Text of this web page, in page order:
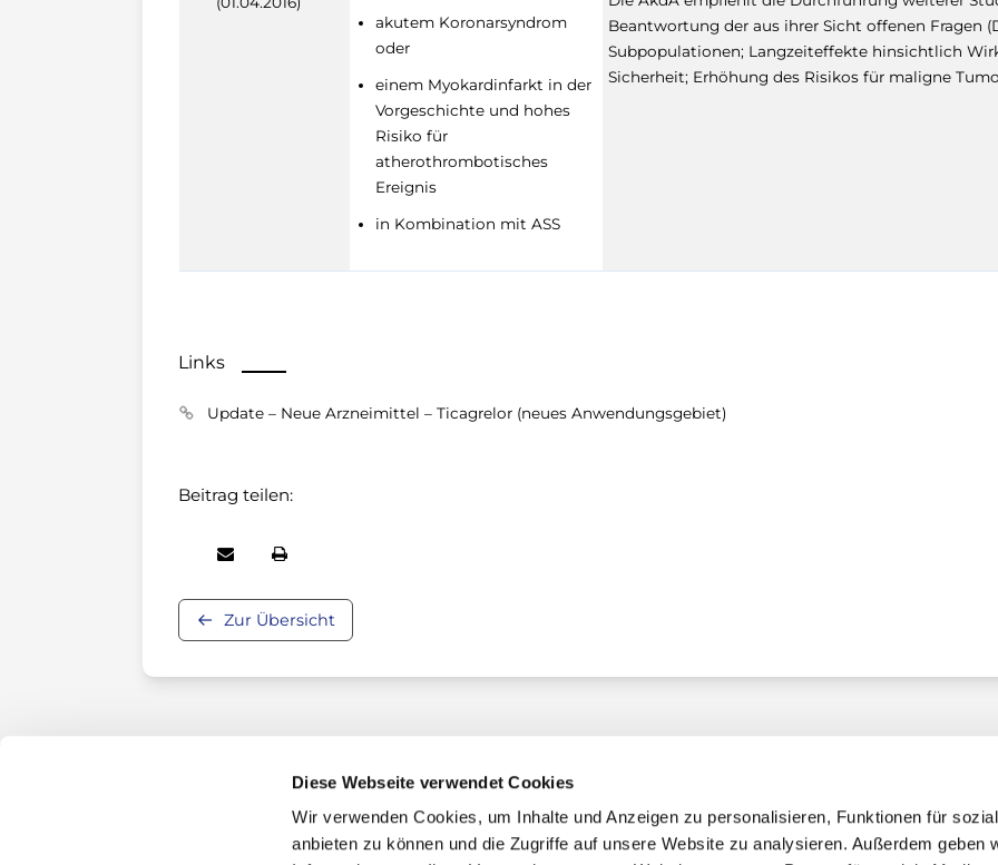
Diese Webseite verwendet Cookies
Wir verwenden Cookies, um Inhalte und Anzeigen zu personalisieren, Funktionen für
anbieten zu können und die Zugriffe auf unsere Website zu analysieren. Außerdem geben
akutem Koronarsyndrom
oder
einem Myokardinfarkt in der
Vorgeschichte und hohes
Risiko für
atherothrombotisches
Ereignis
in Kombination mit ASS
Beantwortung der aus ihrer Sicht offenen Fragen
Subpopulationen; Langzeiteffekte hinsichtlich
Sicherheit; Erhöhung des Risikos für maligne
Links
Update – Neue Arzneimittel – Ticagrelor (neues Anwendungsgebiet)
Beitrag teilen:
Zur Übersicht